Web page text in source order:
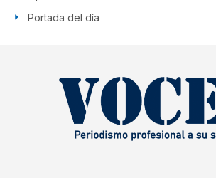
Portada del día